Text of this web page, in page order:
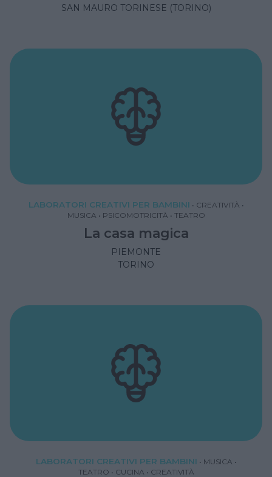
SAN MAURO TORINESE (TORINO)
LABORATORI CREATIVI PER BAMBINI • CREATIVITÀ •
MUSICA • PSICOMOTRICITÀ • TEATRO
La casa magica
PIEMONTE
TORINO
LABORATORI CREATIVI PER BAMBINI • MUSICA •
TEATRO • CUCINA • CREATIVITÀ